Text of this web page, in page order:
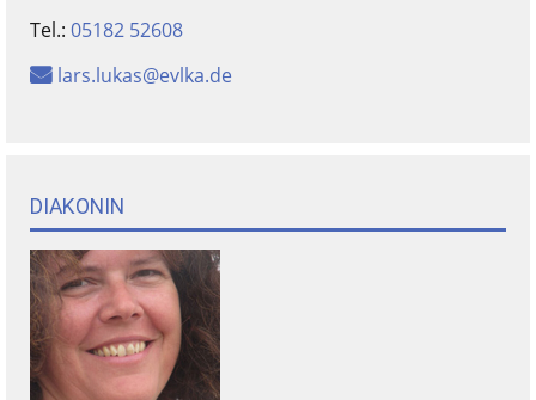
Tel.: 05182 52608
lars.lukas@evlka.de
DIAKONIN